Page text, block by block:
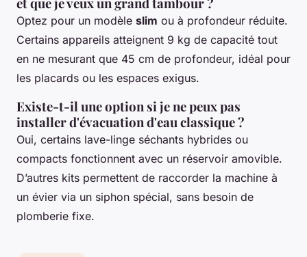
Optez pour un modèle slim ou à profondeur réduite.
Certains appareils atteignent 9 kg de capacité tout
en ne mesurant que 45 cm de profondeur, idéal pour
les placards ou les espaces exigus.
Existe-t-il une option si je ne peux pas
installer d'évacuation d'eau classique ?
Oui, certains lave-linge séchants hybrides ou
compacts fonctionnent avec un réservoir amovible.
D’autres kits permettent de raccorder la machine à
un évier via un siphon spécial, sans besoin de
plomberie fixe.